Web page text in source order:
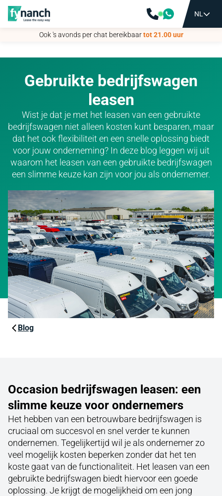
NL
Ook 's avonds per chat bereikbaartot 21.00 uur
NL
Ook 's avonds per chat bereikbaartot 21.00 uur
Gebruikte bedrijfswagen
leasen
Wist je dat je met het leasen van een gebruikte
bedrijfswagen niet alleen kosten kunt besparen, maar
dat het ook flexibiliteit en een snelle oplossing biedt
voor jouw onderneming? In deze blog leggen wij uit
waarom het leasen van een gebruikte bedrijfswagen
een slimme keuze kan zijn voor jou als ondernemer.
Blog
Occasion bedrijfswagen leasen: een
slimme keuze voor ondernemers
Het hebben van een betrouwbare bedrijfswagen is
cruciaal om succesvol en snel verder te kunnen
ondernemen. Tegelijkertijd wil je als ondernemer zo
veel mogelijk kosten beperken zonder dat het ten
koste gaat van de functionaliteit. Het leasen van een
gebruikte bedrijfswagen biedt hiervoor een goede
oplossing. Je krijgt de mogelijkheid om een jong